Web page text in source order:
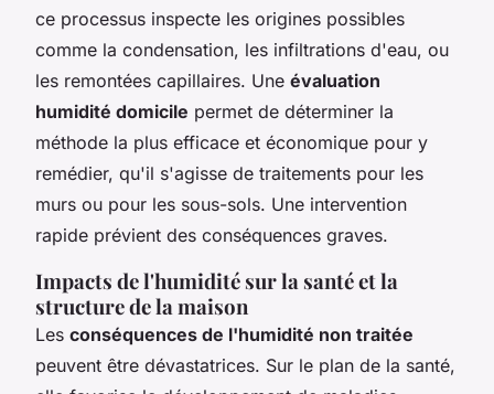
ce processus inspecte les origines possibles
comme la condensation, les infiltrations d'eau, ou
les remontées capillaires. Une évaluation
humidité domicile permet de déterminer la
méthode la plus efficace et économique pour y
remédier, qu'il s'agisse de traitements pour les
murs ou pour les sous-sols. Une intervention
rapide prévient des conséquences graves.
Impacts de l'humidité sur la santé et la
structure de la maison
Les conséquences de l'humidité non traitée
peuvent être dévastatrices. Sur le plan de la santé,